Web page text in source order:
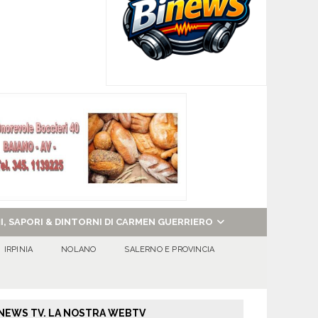
SAPORI & DINTORNI DI CARMEN GUERRIERO
IRPINIA NOLANO SALERNO E PROVINCIA
TV. LA NOSTRA WEBTV